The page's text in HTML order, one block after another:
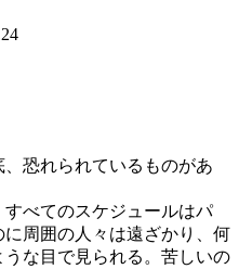
恐れられているものがあ
べてのスケジュールはパ
周囲の人々は遠ざかり、何
な目で見られる。苦しいの